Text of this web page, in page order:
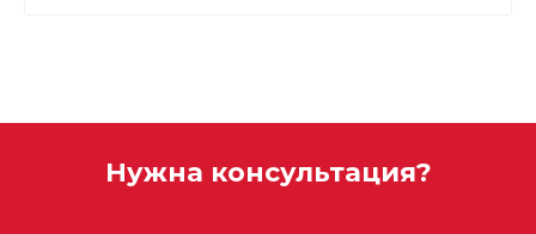
Нужна консультация?